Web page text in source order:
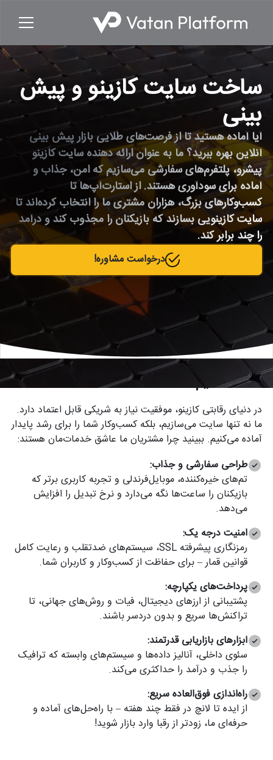
ساخت سایت کازینو و پیش
بینی
آیا آماده هستید تا از فرصت‌های طلایی بازار پیش بینی
آنلاین بهره ببرید؟ ما به عنوان ارائه دهنده سایت کازینو
پیشرو، پلتفرم‌های سفارشی می‌سازیم که امن، جذاب و
آماده برای سودآوری هستند. از استارت‌آپ‌ها تا
کسب‌وکارهای بزرگ، هزاران مشتری ما را انتخاب کرده‌اند تا
سایت کازینویی بسازند که بازیکنان را مجذوب کند و درآمد
را چند برابر کند.
درخواست مشاوره!
چرا ما بهترین ارائه دهنده سایت کازینو برای
شما هستیم؟
در دنیای رقابتی کازینو، موفقیت نیاز به شریکی قابل اعتماد دارد.
ما نه تنها سایت می‌سازیم، بلکه کسب‌وکار شما را برای رشد پایدار
آماده می‌کنیم. ببینید چرا مشتریان ما عاشق خدمات‌مان هستند:
طراحی سفارشی و جذاب:
تم‌های خیره‌کننده، موبایل‌فرندلی و تجربه کاربری برتر که
بازیکنان را ساعت‌ها نگه می‌دارد و نرخ تبدیل را افزایش
می‌دهد.
امنیت درجه یک:
رمزنگاری پیشرفته SSL، سیستم‌های ضدتقلب و رعایت کامل
قوانین قمار – برای حفاظت از کسب‌وکار و کاربران شما.
پرداخت‌های یکپارچه:
پشتیبانی از ارزهای دیجیتال، فیات و روش‌های جهانی، تا
تراکنش‌ها سریع و بدون دردسر باشند.
ابزارهای بازاریابی قدرتمند:
سئوی داخلی، آنالیز داده‌ها و سیستم‌های وابسته که ترافیک
را جذب و درآمد را حداکثری می‌کند.
راه‌اندازی فوق‌العاده سریع:
از ایده تا لانچ در فقط چند هفته – با راه‌حل‌های آماده و
حرفه‌ای ما، زودتر از رقبا وارد بازار شوید!